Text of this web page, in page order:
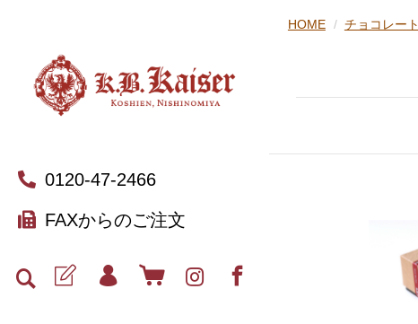
0120-47-2466
FAXからのご注文
HOME チョコレート